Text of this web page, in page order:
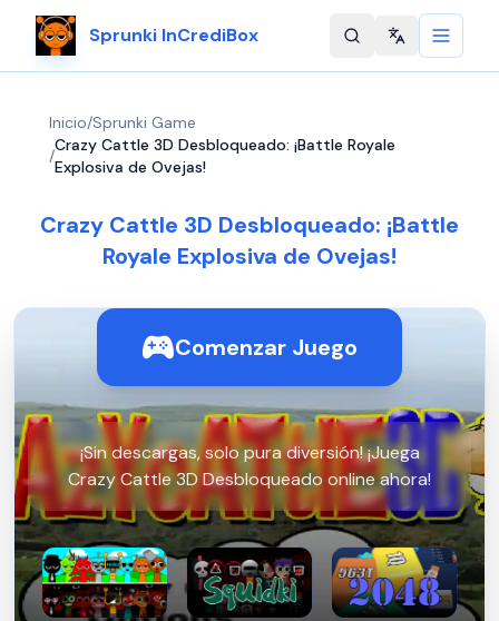
Sprunki InCrediBox Change
Inicio/Sprunki Game
/
Crazy Cattle 3D Desbloqueado: ¡Battle Royale
Explosiva de Ovejas!
Crazy Cattle 3D Desbloqueado: ¡Battle
Royale Explosiva de Ovejas!
Comenzar Juego
¡Sin descargas, solo pura diversión! ¡Juega
Crazy Cattle 3D Desbloqueado online ahora!